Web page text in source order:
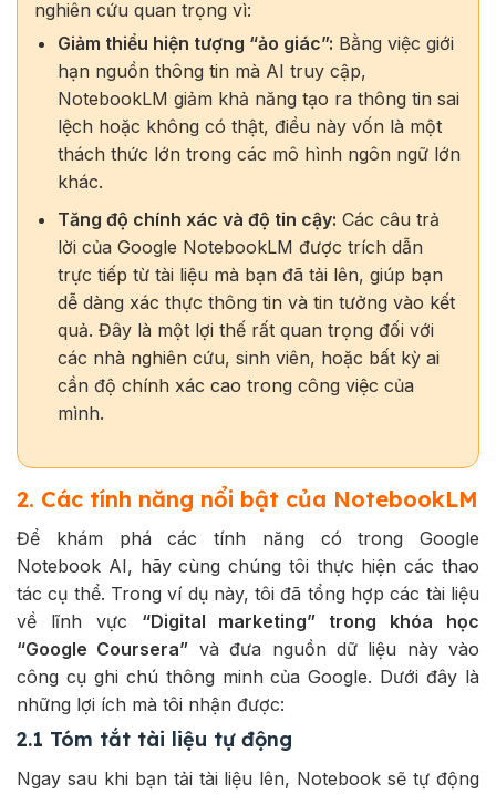
nghiên cứu quan trọng vì:
Giảm thiểu hiện tượng “ảo giác”: Bằng việc giới
hạn nguồn thông tin mà AI truy cập,
NotebookLM giảm khả năng tạo ra thông tin sai
lệch hoặc không có thật, điều này vốn là một
thách thức lớn trong các mô hình ngôn ngữ lớn
khác.
Tăng độ chính xác và độ tin cậy: Các câu trả
lời của Google NotebookLM được trích dẫn
trực tiếp từ tài liệu mà bạn đã tải lên, giúp bạn
dễ dàng xác thực thông tin và tin tưởng vào kết
quả. Đây là một lợi thế rất quan trọng đối với
các nhà nghiên cứu, sinh viên, hoặc bất kỳ ai
cần độ chính xác cao trong công việc của
mình.
2. Các tính năng nổi bật của NotebookLM
Để khám phá các tính năng có trong Google
Notebook AI, hãy cùng chúng tôi thực hiện các thao
tác cụ thể. Trong ví dụ này, tôi đã tổng hợp các tài liệu
về lĩnh vực “Digital marketing” trong khóa học
“Google Coursera” và đưa nguồn dữ liệu này vào
công cụ ghi chú thông minh của Google. Dưới đây là
những lợi ích mà tôi nhận được:
2.1 Tóm tắt tài liệu tự động
Ngay sau khi bạn tải tài liệu lên, Notebook sẽ tự động